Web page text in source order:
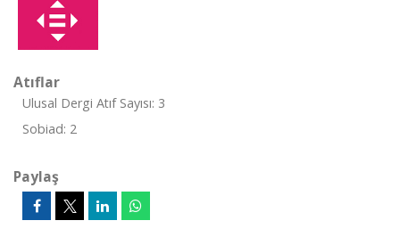
Atıflar
Ulusal Dergi Atıf Sayısı: 3
Sobiad: 2
Paylaş